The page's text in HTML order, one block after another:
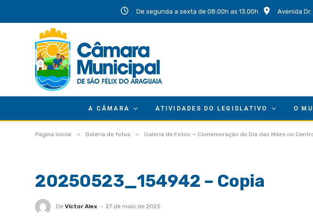
De segunda a sexta de 08:00h as 13:00h Avenida
A CÂMARA ATIVIDADES DO LEGISLATIVO O
Página Inicial » Galeria de fotos » Galeria de Fotos — Comemoração do Dia das Mães no
20250523_154942 – Copia
De Víctor Alex 27 de maio de 2025